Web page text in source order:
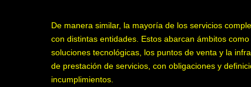
De manera similar, la mayoría de los servicios
con distintas entidades. Estos abarcan ámbitos
soluciones tecnológicas, los puntos de venta y la
de prestación de servicios, con obligaciones y
incumplimientos.